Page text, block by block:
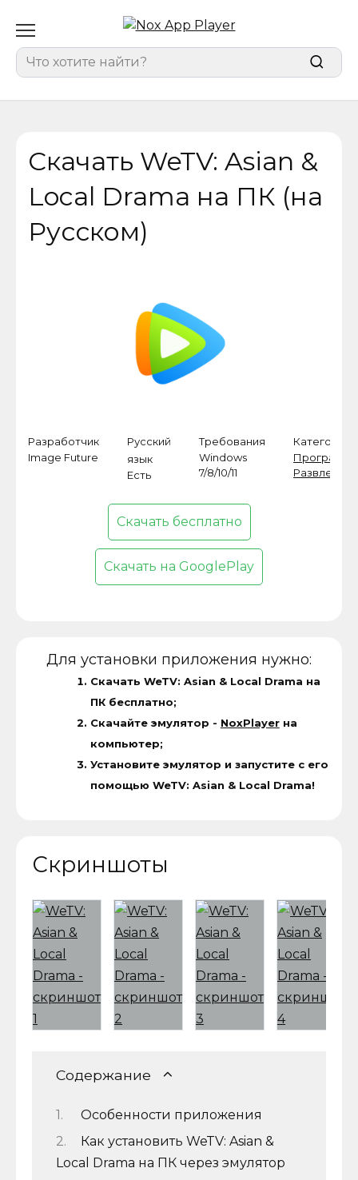
содержанию
for:
Скачать WeTV: Asian &
Local Drama на ПК (на
Русском)
Разработчик
Image Future
Русский
язык
Есть
Требования
Windows
7/8/10/11
Категория
Программы
Скачать бесплатно
Скачать на GooglePlay
Для установки приложения нужно:
Скачать WeTV: Asian & Local Drama на
ПК бесплатно;
Скачайте эмулятор - NoxPlayerна
компьютер;
Установите эмулятор и запустите с его
помощью WeTV: Asian & Local Drama!
Скриншоты
Содержание
Особенности приложения
Как установить WeTV: Asian &
Local Drama на ПК через эмулятор